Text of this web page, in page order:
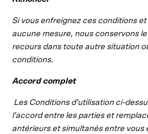
Si vous enfreignez ces conditions
aucune mesure, nous conservons
recours dans toute autre situation
conditions.
Accord complet
Les Conditions d'utilisation ci-
l'accord entre les parties et
antérieurs et simultanés entre vous